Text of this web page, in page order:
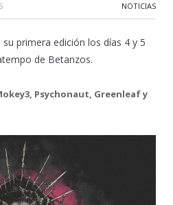
NOTICIAS
su primera edición los días 4 y 5
de Betanzos.
Psychonaut, Greenleaf y